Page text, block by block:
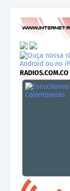
RADIOS.COM.CO